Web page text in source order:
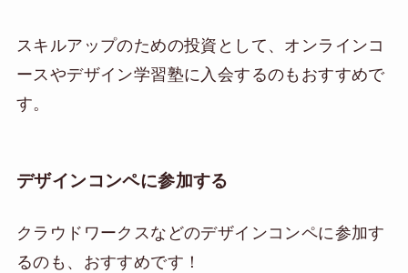
スキルアップのための投資として、オンラインコ
ースやデザイン学習塾に入会するのもおすすめで
す。
デザインコンペに参加する
クラウドワークスなどのデザインコンペに参加す
るのも、おすすめです！